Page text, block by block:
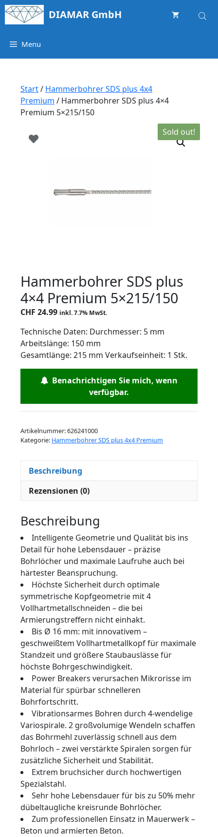
Springe
zum
DIAMAR GmbH
Menu
Start/ Hammerbohrer SDS plus 4x4
Premium / Hammerbohrer SDS plus 4×4
Premium 5×215/150
Sold out!
Hammerbohrer SDS plus
4×4 Premium 5×215/150
CHF 24.99 inkl. 7.7% MwSt.
Technische Daten: Durchmesser: 5 mm
Arbeitslänge: 150 mm
Gesamtlänge: 215 mm Verkaufseinheit: 1 Stk.
Benachrichtigen Sie mich, wenn
verfügbar.
Artikelnummer:626241000
Kategorie: Hammerbohrer SDS plus 4x4 Premium
Beschreibung
Rezensionen (0)
Beschreibung
Intelligente Geometrie und Qualität bis ins
Detail für hohe Lebensdauer – präzise
Bohrlöcher und maximale Laufruhe auch bei
härtester Beanspruchung.
Höchste Sicherheit durch optimale
symmetrische Kopfgeometrie mit 4
Vollhartmetallschneiden – die bei
Armierungstreffern nicht einhakt.
Bis Ø 16 mm: mit innovativem –
geschweißtem Vollhartmetallkopf für maximale
Standzeit und größere Staubauslässe für
höchste Bohrgeschwindigkeit.
Power Breakers verursachen Mikrorisse im
Material für spürbar schnelleren
Bohrfortschritt.
Vibrationsarmes Bohren durch 4-wendelige
Variospirale. 2 großvolumige Wendeln schaffen
das Bohrmehl zuverlässig schnell aus dem
Bohrloch – zwei verstärkte Spiralen sorgen für
zusätzliche Sicherheit und Stabilität.
Extrem bruchsicher durch hochwertigen
Spezialstahl.
Sehr hohe Lebensdauer für bis zu 50% mehr
dübeltaugliche kreisrunde Bohrlöcher.
Zum professionellen Einsatz in Mauerwerk –
Beton und armierten Beton.